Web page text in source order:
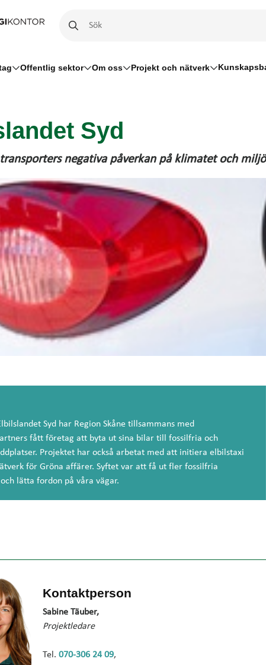
Offentlig sektor Om oss Projekt och nätverk
Syd
negativa påverkan på klimatet och
Syd har Region Skåne tillsammans med
fått företag att byta ut sina bilar till fossilfria och
Projektet har också arbetat med att initiera elbilstaxi
för Gröna affärer. Syftet var att få ut fler fossilfria
lätta fordon på våra vägar.
Kontaktperson
Sabine Täuber,
Projektledare
Tel. 070-306 24 09,